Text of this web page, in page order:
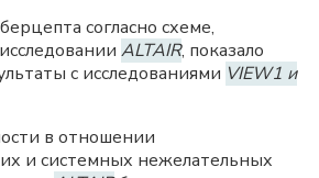
согласно схеме,
ALTAIR, показало
с исследованиями VIEW1 и
в отношении
и системных нежелательных